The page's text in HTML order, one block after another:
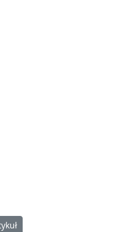
przeprowadzenia
Nowe wsparcie dla